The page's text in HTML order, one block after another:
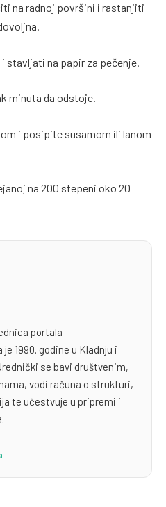
na radnoj površini i rastanjiti
stavljati na papir za pečenje.
minuta da odstoje.
i posipite susamom ili lanom
na 200 stepeni oko 20
portala
1990. godine u Kladnju i
se bavi društvenim,
vodi računa o strukturi,
te učestvuje u pripremi i